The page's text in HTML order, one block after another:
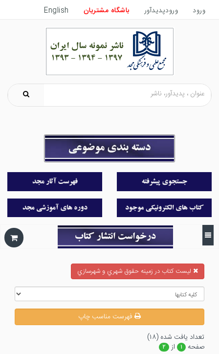
ورود ورودپدیدآور باشگاه مشتریان English
ليست كتاب در زمينه حقوق شهري و شهرسازي
فهرست مناسب چاپ
تعداد يافت شده (۱۸)
صفحه
۱ از ۲